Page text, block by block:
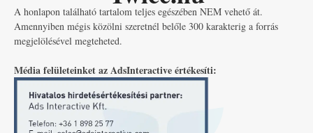
A honlapon található tartalom teljes egészében NEM vehető át.
Amennyiben mégis közölni szeretnél belőle 300 karakterig a forrás
megjelölésével megteheted.
Média felületeinket az AdsInteractive értékesíti: